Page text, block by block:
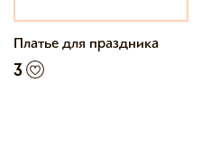
Платье для праздника
3